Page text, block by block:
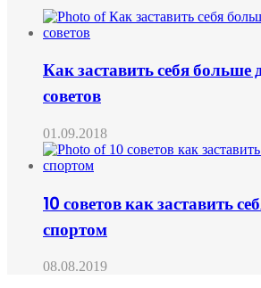
Как заставить себя больше
советов
01.09.2018
10 советов как заставить
спортом
08.08.2019